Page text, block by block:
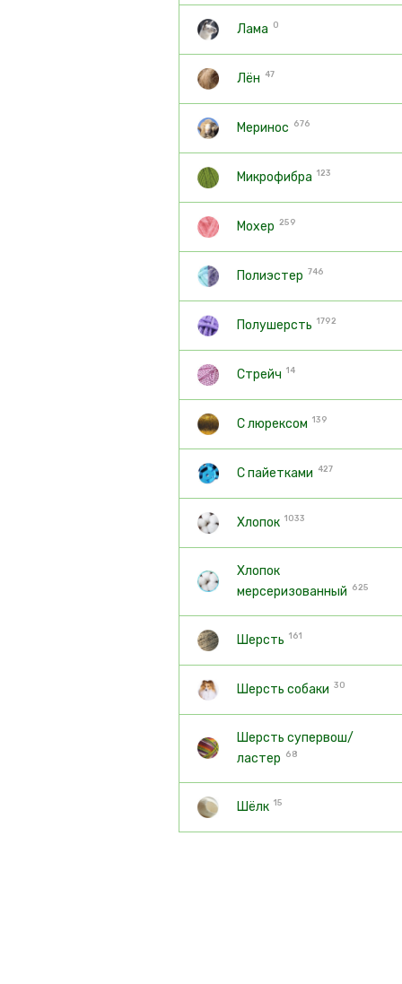
Лама 0
Лён 47
Меринос 676
Микрофибра 123
Мохер 259
Полиэстер 746
Полушерсть 1792
Стрейч 14
С люрексом 139
С пайетками 427
Хлопок 1033
Хлопок
мерсеризованный
625
Шерсть 161
Шерсть собаки 30
Шерсть супервош/
ластер
68
Шёлк 15